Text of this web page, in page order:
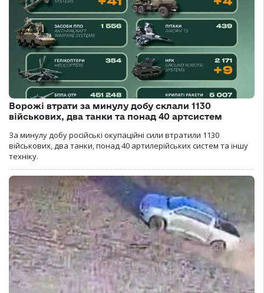
Ворожі втрати за минулу добу склали 1130
військових, два танки та понад 40 артсистем
За минулу добу російські окупаційні сили втратили 1130
військових, два танки, понад 40 артилерійських систем та іншу
техніку.